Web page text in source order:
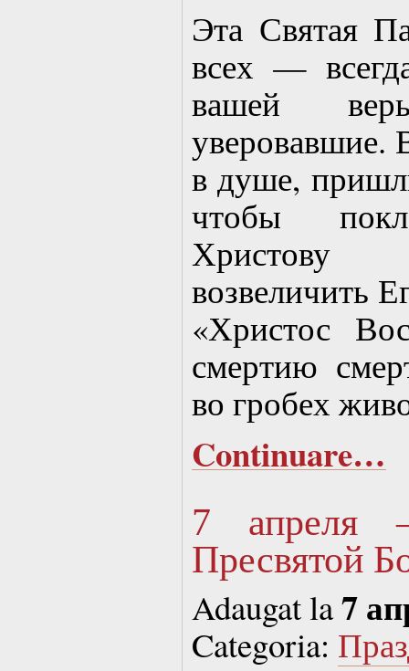
Эта Святая
всех —
вашей
уверовавшие.
в душе,
чтобы
Христову
возвеличить
«Христос
смертию
во гробех
Continuare…
7 апреля
Пресвятой
Adaugat la7
Categoria: